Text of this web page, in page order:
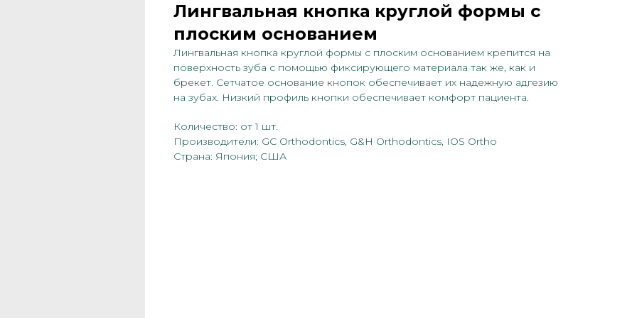
Лингвальная кнопка круглой формы с
плоским основанием
Лингвальная кнопка круглой формы с плоским основанием крепится на
поверхность зуба с помощью фиксирующего материала так же, как и
брекет. Сетчатое основание кнопок обеспечивает их надежную адгезию
на зубах. Низкий профиль кнопки обеспечивает комфорт пациента.
Количество: от 1 шт.
Производители: GC Orthodontics, G&H Orthodontics, IOS Ortho
Страна: Япония; США